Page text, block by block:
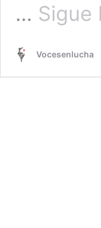
… Sigue
Vocesenlucha